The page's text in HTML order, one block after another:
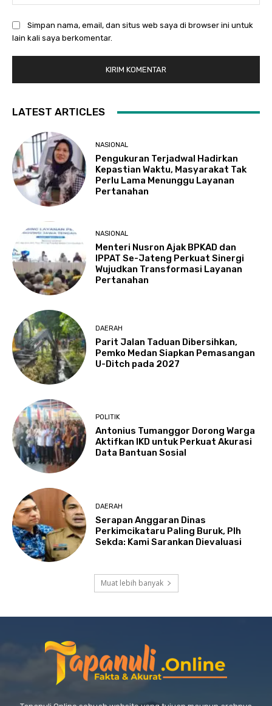
Simpan nama, email, dan situs web saya di browser ini untuk
lain kali saya berkomentar.
LATEST ARTICLES
NASIONAL
Pengukuran Terjadwal Hadirkan
Kepastian Waktu, Masyarakat Tak
Perlu Lama Menunggu Layanan
Pertanahan
NASIONAL
Menteri Nusron Ajak BPKAD dan
IPPAT Se-Jateng Perkuat Sinergi
Wujudkan Transformasi Layanan
Pertanahan
DAERAH
Parit Jalan Taduan Dibersihkan,
Pemko Medan Siapkan Pemasangan
U-Ditch pada 2027
POLITIK
Antonius Tumanggor Dorong Warga
Aktifkan IKD untuk Perkuat Akurasi
Data Bantuan Sosial
DAERAH
Serapan Anggaran Dinas
Perkimcikataru Paling Buruk, Plh
Sekda: Kami Sarankan Dievaluasi
Muat lebih banyak